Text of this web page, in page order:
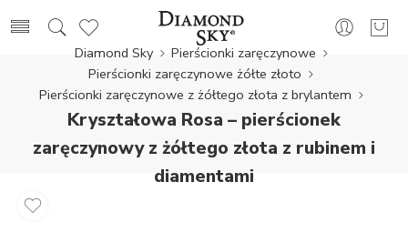
Diamond Sky
Pierścionki zaręczynowe
Pierścionki zaręczynowe żółte złoto
Pierścionki zaręczynowe z żółtego złota z brylantem
Kryształowa Rosa – pierścionek
zaręczynowy z żółtego złota z rubinem i
diamentami